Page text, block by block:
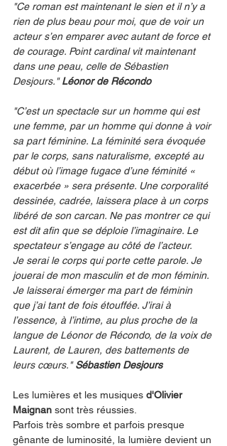
"Ce roman est maintenant le sien et il n’y a
rien de plus beau pour moi, que de voir un
acteur s’en emparer avec autant de force et
de courage. Point cardinal vit maintenant
dans une peau, celle de Sébastien
Desjours." Léonor de Récondo
"C’est un spectacle sur un homme qui est
une femme, par un homme qui donne à voir
sa part féminine. La féminité sera évoquée
par le corps, sans naturalisme, excepté au
début où l’image fugace d’une féminité «
exacerbée » sera présente. Une corporalité
dessinée, cadrée, laissera place à un corps
libéré de son carcan. Ne pas montrer ce qui
est dit afin que se déploie l’imaginaire. Le
spectateur s’engage au côté de l’acteur.
Je serai le corps qui porte cette parole. Je
jouerai de mon masculin et de mon féminin.
Je laisserai émerger ma part de féminin
que j’ai tant de fois étouffée. J’irai à
l’essence, à l’intime, au plus proche de la
langue de Léonor de Récondo, de la voix de
Laurent, de Lauren, des battements de
leurs cœurs." Sébastien Desjours
Les lumières et les musiques d'Olivier
Maignan sont très réussies.
Parfois très sombre et parfois presque
gênante de luminosité, la lumière devient un